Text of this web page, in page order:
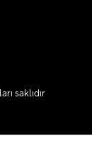
saklıdır